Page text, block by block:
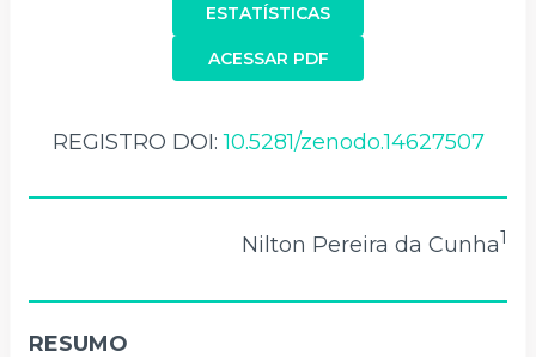
ACESSAR PDF
ESTATÍSTICAS
REGISTRO DOI:10.5281/zenodo.14627507
Nilton Pereira da Cunha1
RESUMO